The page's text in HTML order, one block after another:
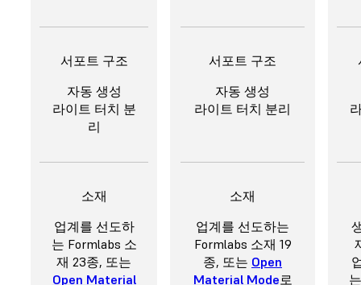
서포트 구조
자동 생성
라이트 터치 분
리
소재
업계를 선도하
는 Formlabs 소
재 23종, 또는
Open Material
서포트 구조
자동 생성
라이트 터치 분리
소재
업계를 선도하는
Formlabs 소재 19
종, 또는 Open
Material Mode 로